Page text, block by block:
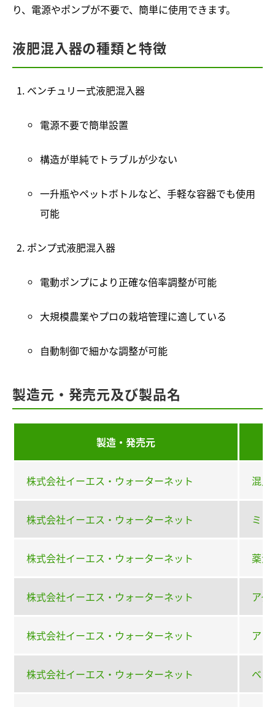
り、電源やポンプが不要で、簡単に使用できます。
液肥混入器の種類と特徴
ベンチュリー式液肥混入器
電源不要で簡単設置
構造が単純でトラブルが少ない
一升瓶やペットボトルなど、手軽な容器でも使用
可能
ポンプ式液肥混入器
電動ポンプにより正確な倍率調整が可能
大規模農業やプロの栽培管理に適している
自動制御で細かな調整が可能
製造元・発売元及び製品名
製造・発売元
株式会社イーエス・ウォーターネット 混入
株式会社イーエス・ウォーターネット ミ
株式会社イーエス・ウォーターネット 薬液
株式会社イーエス・ウォーターネット アグ
株式会社イーエス・ウォーターネット ア
株式会社イーエス・ウォーターネット ベン